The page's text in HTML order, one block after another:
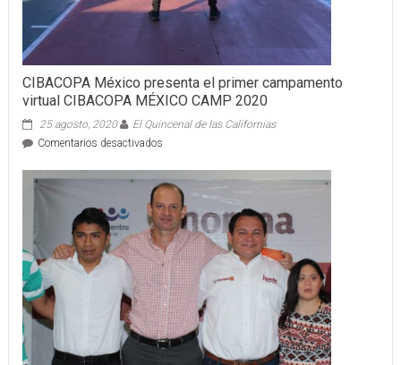
CIBACOPA México presenta el primer campamento
virtual CIBACOPA MÉXICO CAMP 2020
25 agosto, 2020
El Quincenal de las Californias
Comentarios desactivadosen
presenta
el
primer
campamento
virtual
CIBACOPA
MÉXICO
CAMP
2020